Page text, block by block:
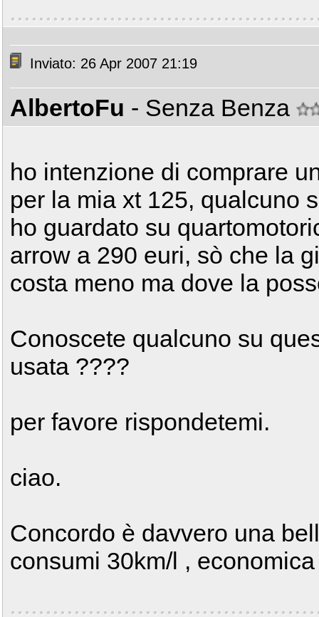
Inviato: 26 Apr 2007 21:19
AlbertoFu - Senza Benza
ho intenzione di comprare
per la mia xt 125, qualcuno
ho guardato su
arrow a 290 euri, sò che la
costa meno ma dove la
Conoscete qualcuno su
usata ????
per favore rispondetemi.
ciao.
Concordo è davvero una
consumi 30km/l ,